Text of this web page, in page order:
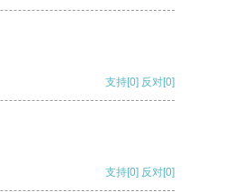
支持[0] 反对[0]
支持[0] 反对[0]